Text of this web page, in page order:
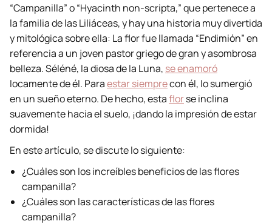
“Campanilla” o “Hyacinth non-scripta,” que pertenece a
la familia de las Liliáceas, y hay una historia muy divertida
y mitológica sobre ella: La flor fue llamada “Endimión” en
referencia a un joven pastor griego de gran y asombrosa
belleza. Séléné, la diosa de la Luna, se enamoró
locamente de él. Paraestar siemprecon él, lo sumergió
en un sueño eterno. De hecho, estaflorse inclina
suavemente hacia el suelo, ¡dando la impresión de estar
dormida!
En este artículo, se discute lo siguiente:
¿Cuáles son los increíbles beneficios de las flores
campanilla?
¿Cuáles son las características de las flores
campanilla?